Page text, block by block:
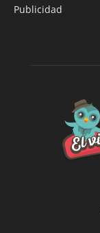
Publicidad